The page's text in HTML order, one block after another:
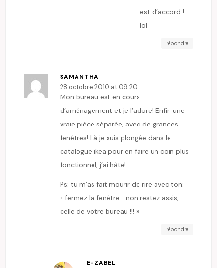
est d’accord !
lol
répondre
SAMANTHA
28 octobre 2010 at 09:20
Mon bureau est en cours
d’aménagement et je l’adore! Enfin une
vraie pièce séparée, avec de grandes
fenêtres! Là je suis plongée dans le
catalogue ikea pour en faire un coin plus
fonctionnel, j’ai hâte!
Ps: tu m’as fait mourir de rire avec ton:
« fermez la fenêtre… non restez assis,
celle de votre bureau !!! »
répondre
E-ZABEL